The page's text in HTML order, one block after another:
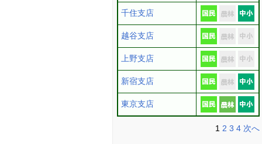
千住支店
越谷支店
上野支店
新宿支店
東京支店
1 2 3 4 次へ